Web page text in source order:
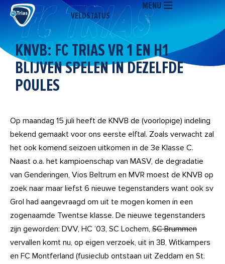
naar
inhoud
VELDSTATUS
MENU
KNVB: FC TRIAS VR 1 EN H1
BLIJVEN SPELEN IN DEZELFDE
POULES
Op maandag 15 juli heeft de KNVB de (voorlopige) indeling
bekend gemaakt voor ons eerste elftal. Zoals verwacht zal
het ook komend seizoen uitkomen in de 3e Klasse C.
Naast o.a. het kampioenschap van MASV, de degradatie
van Genderingen, Vios Beltrum en MVR moest de KNVB op
zoek naar maar liefst 6 nieuwe tegenstanders want ook sv
Grol had aangevraagd om uit te mogen komen in een
zogenaamde Twentse klasse. De nieuwe tegenstanders
zijn geworden: DVV, HC ’03, SC Lochem, SC Brummen
vervallen komt nu, op eigen verzoek, uit in 3B, Witkampers
en FC Montferland (fusieclub ontstaan uit Zeddam en St.